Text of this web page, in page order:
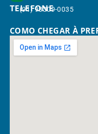
TELEFONE
(91) 98309-0035
COMO CHEGAR À